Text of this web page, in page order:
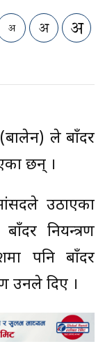
(बालेन) ले बाँदर
छन् ।
उठाएका
नियन्त्रण
पनि बाँदर
उनले दिए ।